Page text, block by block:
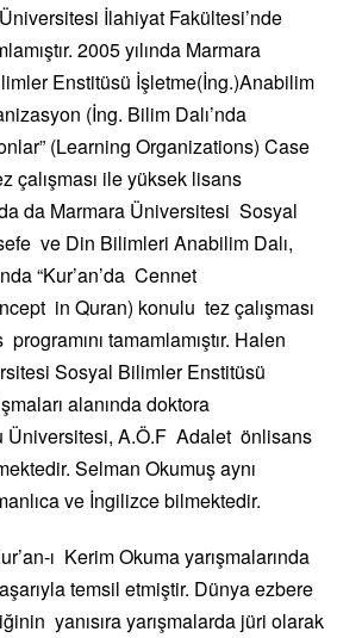
İlahiyat Fakültesi’nde
2005 yılında Marmara
Enstitüsü İşletme(İng.)Anabilim
(İng. Bilim Dalı’nda
(Learning Organizations) Case
çalışması ile yüksek lisans
da Marmara Üniversitesi Sosyal
ve Din Bilimleri Anabilim Dalı,
“Kur’an’da Cennet
in Quran) konulu tez çalışması
tamamlamıştır. Halen
Sosyal Bilimler Enstitüsü
alanında doktora
Üniversitesi, A.Ö.F Adalet önlisans
Selman Okumuş aynı
ve İngilizce bilmektedir.
ı Kerim Okuma yarışmalarında
temsil etmiştir. Dünya ezbere
yanısıra yarışmalarda jüri olarak